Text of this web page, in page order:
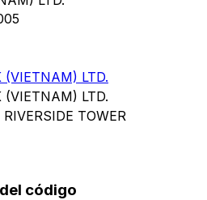
(VIETNAM) LTD.
(VIETNAM) LTD.
TOWER
código